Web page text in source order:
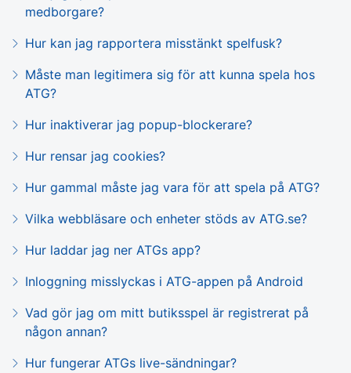
medborgare?
Hur kan jag rapportera misstänkt spelfusk?
Måste man legitimera sig för att kunna spela hos
ATG?
Hur inaktiverar jag popup-blockerare?
Hur rensar jag cookies?
Hur gammal måste jag vara för att spela på ATG?
Vilka webbläsare och enheter stöds av ATG.se?
Hur laddar jag ner ATGs app?
Inloggning misslyckas i ATG-appen på Android
Vad gör jag om mitt butiksspel är registrerat på
någon annan?
Hur fungerar ATGs live-sändningar?